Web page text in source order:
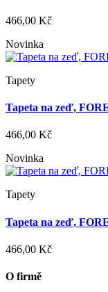
466,00 Kč
Novinka
Tapety
Tapeta na zeď,
466,00 Kč
Novinka
Tapety
Tapeta na zeď,
466,00 Kč
O firmě